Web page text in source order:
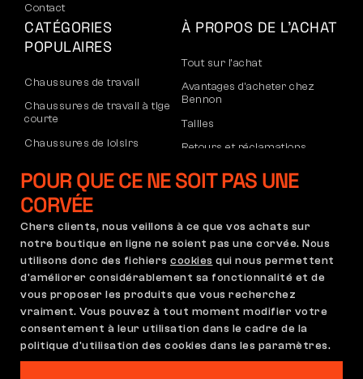
Contact
CATÉGORIES
POPULAIRES
Chaussures de travail
Chaussures de travail à tige
courte
Chaussures de loisirs
cheville
Pantalons
Sweatshirts
À PROPOS DE L’ACHAT
Tout sur l’achat
Avantages d’acheter chez
Bennon
Tailles
Retours et réclamations
Transport et paiement
Réclamations et garantie
Conditions Générales
Règlement de Réclamation
Paramètres des cookies
GDPR
France | Français
POUR QUE CE NE SOIT PAS UNE
CORVÉE
Chers clients, nous veillons à ce que vos achats sur
notre boutique en ligne ne soient pas une corvée. Nous
utilisons donc des fichiers cookies qui nous permettent
d'améliorer considérablement sa fonctionnalité et de
vous proposer les produits que vous recherchez
vraiment. Vous pouvez à tout moment modifier votre
consentement à leur utilisation dans le cadre de la
politique d'utilisation des cookies dans les paramètres.